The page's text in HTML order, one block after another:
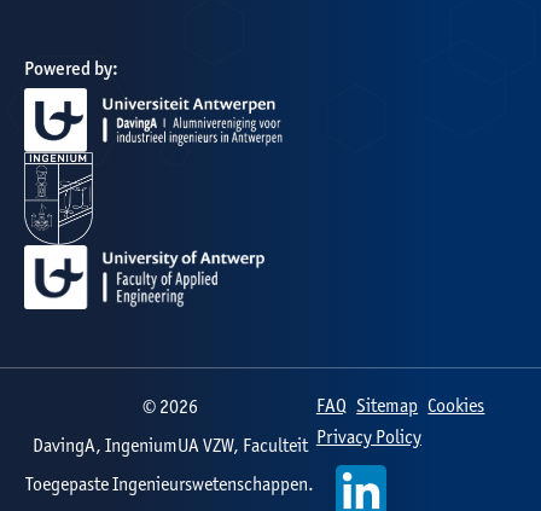
Powered by:
© 2026
DavingA, IngeniumUA VZW, Faculteit
Toegepaste Ingenieurswetenschappen.
FAQ Sitemap Cookies
Privacy Policy